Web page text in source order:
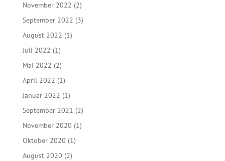
November 2022 (2)
September 2022 (3)
August 2022 (1)
Juli 2022 (1)
Mai 2022 (2)
April 2022 (1)
Januar 2022 (1)
September 2021 (2)
November 2020 (1)
Oktober 2020 (1)
August 2020 (2)